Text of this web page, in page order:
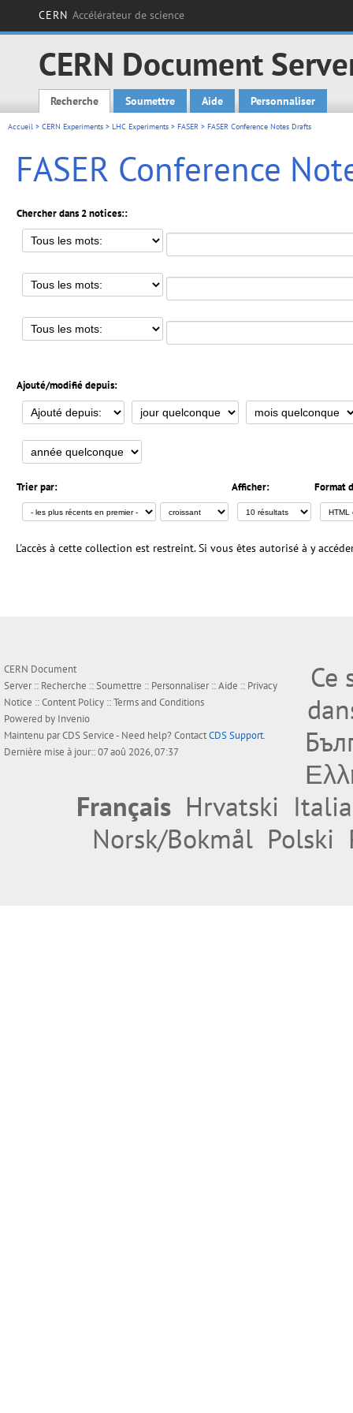
CERN Accélérateur de science
CERN Document
Main menu
Recherche Soumettre Aide Personnaliser
Accueil > CERN Experiments > LHC Experiments > FASER > FASER Conference Notes Drafts
FASER Conference
Chercher dans 2 notices::
Ajouté/modifié depuis:
Trier par: Afficher: Format
L'accès à cette collection est restreint. Si vous êtes autorisé à y
CERN Document
Server :: Recherche ::Soumettre :: Personnaliser::Aide :: Privacy
Notice ::Content Policy ::Terms and Conditions
Powered by Invenio
Maintenu parCDS Service- Need help? ContactCDS Support.
Dernière mise à jour:: 07 aoû 2026, 07:37
Ce
Français Hrvatski
Norsk/Bokmål Polski